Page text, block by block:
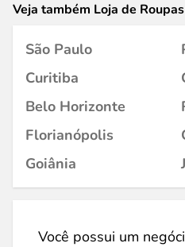
Veja também Loja de
São Paulo
Curitiba
Belo Horizonte
Florianópolis
Goiânia
Você possui um